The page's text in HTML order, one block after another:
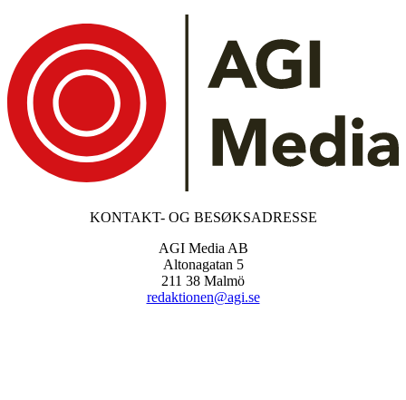
KONTAKT- OG BESØKSADRESSE
AGI Media AB
Altonagatan 5
211 38 Malmö
redaktionen@agi.se